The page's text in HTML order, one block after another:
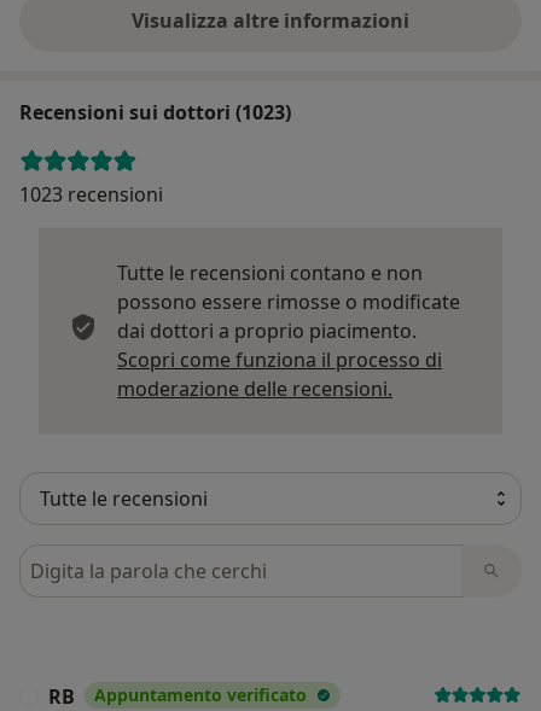
Visualizza altre informazioni
Recensioni sui dottori (1023)
1023 recensioni
Tutte le recensioni contano e non
possono essere rimosse o modificate
dai dottori a proprio piacimento.
Scopri come funziona il processo di
moderazione delle recensioni.
Cerca nelle recensioni
RB Appuntamento verificato